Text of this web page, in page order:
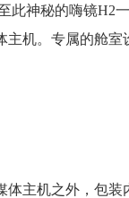
神秘的嗨镜H2
机。专属的舱室
主机之外，包装